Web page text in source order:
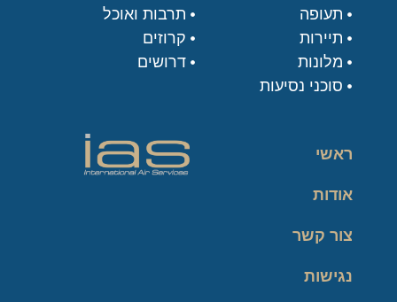
תעופה
תיירות
מלונות
סוכני נסיעות
תרבות ואוכל
קרוזים
דרושים
ראשי
אודות
צור קשר
נגישות